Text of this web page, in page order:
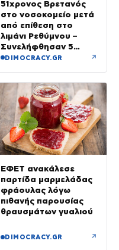
51χρονος Βρετανός
στο νοσοκομείο μετά
από επίθεση στο
λιμάνι Ρεθύμνου –
Συνελήφθησαν 5
άτομα
DIMOCRACY.GR ↗
ΕΦΕΤ ανακάλεσε
παρτίδα μαρμελάδας
φράουλας λόγω
πιθανής παρουσίας
θραυσμάτων γυαλιού
DIMOCRACY.GR ↗